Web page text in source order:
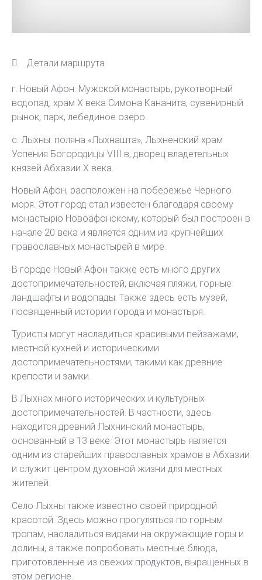
Детали маршрута
г. Новый Афон: Мужской монастырь, рукотворный
водопад, храм X века Симона Кананита, сувенирный
рынок, парк, лебединое озеро.
с. Лыхны: поляна «Лыхнашта», Лыхненский храм
Успения Богородицы VIII в, дворец владетельных
князей Абхазии Х века.
Новый Афон, расположен на побережье Черного
моря. Этот город стал известен благодаря своему
монастырю Новоафонскому, который был построен в
начале 20 века и является одним из крупнейших
православных монастырей в мире.
В городе Новый Афон также есть много других
достопримечательностей, включая пляжи, горные
ландшафты и водопады. Также здесь есть музей,
посвященный истории города и монастыря.
Туристы могут насладиться красивыми пейзажами,
местной кухней и историческими
достопримечательностями, такими как древние
крепости и замки.
В Лыхнах много исторических и культурных
достопримечательностей. В частности, здесь
находится древний Лыхнинский монастырь,
основанный в 13 веке. Этот монастырь является
одним из старейших православных храмов в Абхазии
и служит центром духовной жизни для местных
жителей.
Село Лыхны также известно своей природной
красотой. Здесь можно прогуляться по горным
тропам, насладиться видами на окружающие горы и
долины, а также попробовать местные блюда,
приготовленные из свежих продуктов, выращенных в
этом регионе.